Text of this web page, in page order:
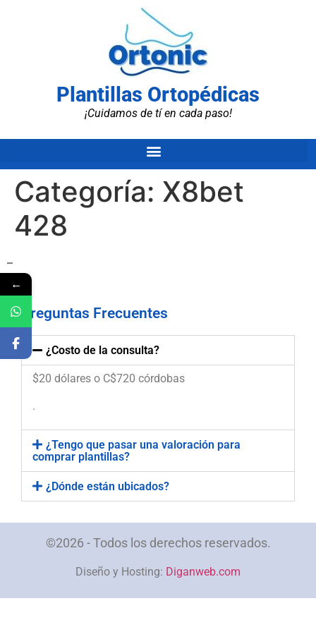
Plantillas Ortopédicas
¡Cuidamos de tí en cada paso!
Categoría: X8bet
428
–
Preguntas Frecuentes
¿Costo de la consulta?
$20 dólares o C$720 córdobas
.
¿Tengo que pasar una valoración para
comprar plantillas?
¿Dónde están ubicados?
©2026 - Todos los derechos reservados.
Diseño y Hosting: Diganweb.com
←